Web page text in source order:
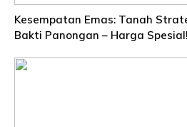
Kesempatan Emas: Tanah
Bakti Panongan – Harga Spesial!